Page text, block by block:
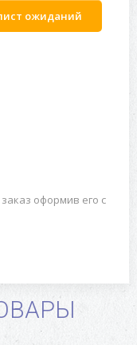
ожиданий
оформив его с